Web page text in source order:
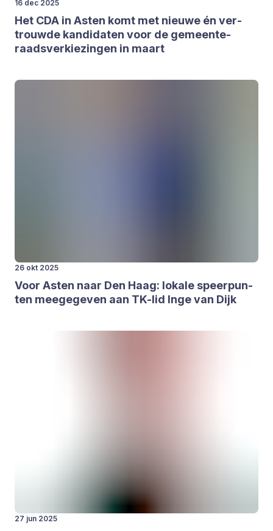
16 dec 2025
Het CDA in Asten komt met nieu­we én ver­
trouw­de kan­di­da­ten voor de gemeen­te­
raads­ver­kie­zin­gen in maart
26 okt 2025
Voor Asten naar Den Haag: loka­le speer­pun­
ten mee­ge­ge­ven aan TK-lid Inge van Dijk
27 jun 2025